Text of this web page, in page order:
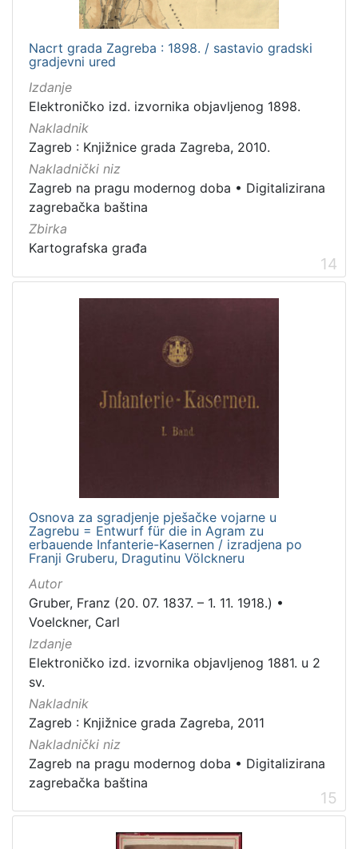
Nacrt grada Zagreba : 1898. / sastavio gradski
gradjevni ured
Izdanje
Elektroničko izd. izvornika objavljenog 1898.
Nakladnik
Zagreb : Knjižnice grada Zagreba, 2010.
Nakladnički niz
Zagreb na pragu modernog doba • Digitalizirana
zagrebačka baština
Zbirka
Kartografska građa
14
Osnova za sgradjenje pješačke vojarne u
Zagrebu = Entwurf für die in Agram zu
erbauende Infanterie-Kasernen / izradjena po
Franji Gruberu, Dragutinu Völckneru
Autor
Gruber, Franz (20. 07. 1837. – 1. 11. 1918.) •
Voelckner, Carl
Izdanje
Elektroničko izd. izvornika objavljenog 1881. u 2
sv.
Nakladnik
Zagreb : Knjižnice grada Zagreba, 2011
Nakladnički niz
Zagreb na pragu modernog doba • Digitalizirana
zagrebačka baština
15